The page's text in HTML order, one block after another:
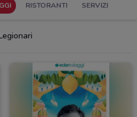
RISTORANTI SERVIZI